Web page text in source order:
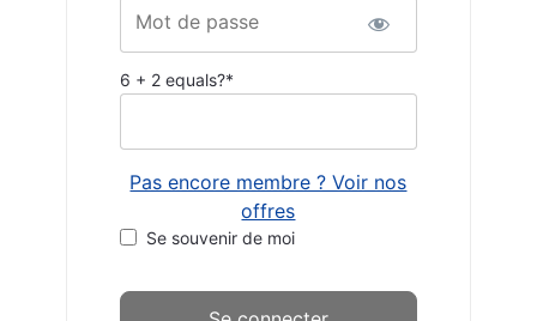
Mot de passe
6 + 2 equals?*
Pas encore membre ? Voir nos
offres
Se souvenir de moi